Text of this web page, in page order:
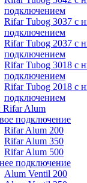
подключением
Rifar Tubog 3037 с
подключением
Rifar Tubog 2037 с
подключением
Rifar Tubog 3018 с
подключением
Rifar Tubog 2018 с
подключением
Rifar Alum
подключение
Rifar Alum 200
Rifar Alum 350
Rifar Alum 500
подключение
Alum Ventil 200